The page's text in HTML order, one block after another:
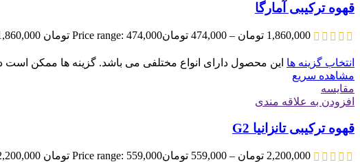
قهوه ترکیبی آمارگا
1,860,000 تومان –
474,000 تومانPrice range: 474,000 تومان through 1,860,000 تومان
انتخاب گزینه ها این محصول دارای انواع مختلفی می باشد. گزینه ها ممکن
مشاهده سریع
مقایسه
افزودن به علاقه مندی
قهوه ترکیبی تانزانیا G2
2,200,000 تومان –
559,000 تومانPrice range: 559,000 تومان through 2,200,000 تومان